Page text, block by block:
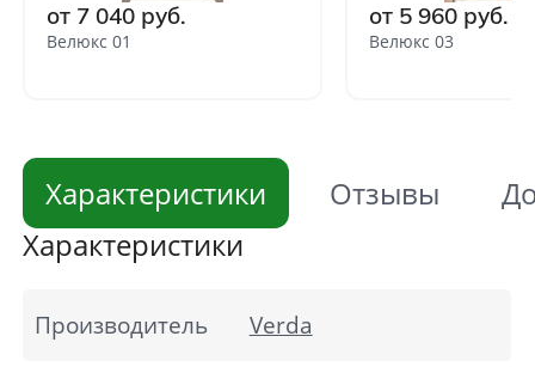
от 7 040 руб.
Велюкс 01
от 5 960 руб.
Велюкс 03
Характеристики Отзывы
Характеристики
Производитель Verda